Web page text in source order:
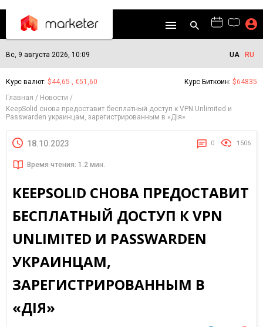
Вс, 9 августа 2026, 10:09 UA RU
Курс валют: $44,65 , €51,60 Курс Биткоин: $64835
Главная
Новости
KeepSolid снова предоставит бесплатный доступ к VPN Unlimited и
Passwarden украинцам, зарегистрированным в «Дія»
18.10.2023 0 1506
Время чтения: 1.2 мин.
KEEPSOLID СНОВА ПРЕДОСТАВИТ
БЕСПЛАТНЫЙ ДОСТУП К VPN
UNLIMITED И PASSWARDEN
УКРАИНЦАМ,
ЗАРЕГИСТРИРОВАННЫМ В
«ДІЯ»